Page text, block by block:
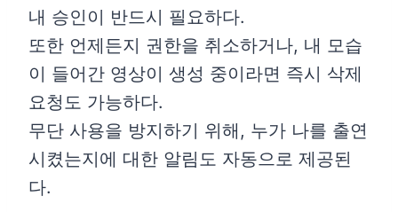
내 승인이 반드시 필요하다.
또한 언제든지 권한을 취소하거나, 내 모습
이 들어간 영상이 생성 중이라면 즉시 삭제
요청도 가능하다.
무단 사용을 방지하기 위해, 누가 나를 출연
시켰는지에 대한 알림도 자동으로 제공된
다.